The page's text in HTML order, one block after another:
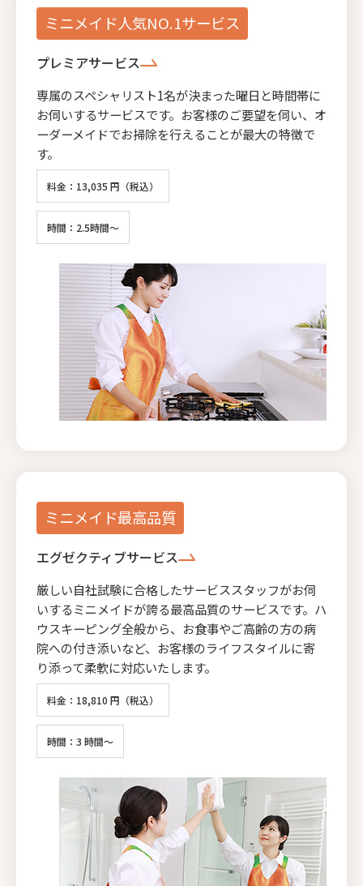
ミニメイド人気NO.1サービス
プレミアサービス
専属のスペシャリスト1名が決まった曜日と時間帯に
お伺いするサービスです。お客様のご要望を伺い、オ
ーダーメイドでお掃除を行えることが最大の特徴で
す。
料金：13,035 円（税込）
時間：2.5時間～
ミニメイド最高品質
エグゼクティブサービス
厳しい自社試験に合格したサービススタッフがお伺
いするミニメイドが誇る最高品質のサービスです。ハ
ウスキーピング全般から、お食事やご高齢の方の病
院への付き添いなど、お客様のライフスタイルに寄
り添って柔軟に対応いたします。
料金：18,810 円（税込）
時間：3 時間～